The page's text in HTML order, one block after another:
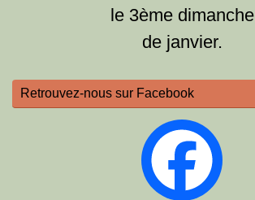
le 3ème dimanche
de janvier.
Retrouvez-nous sur Facebook